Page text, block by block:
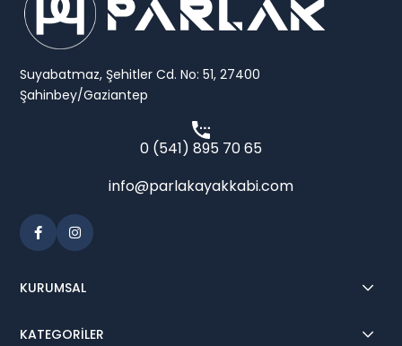
Suyabatmaz, Şehitler Cd. No: 51, 27400
Şahinbey/Gaziantep
0 (541) 895 70 65
info@parlakayakkabi.com
KURUMSAL
KATEGORİLER